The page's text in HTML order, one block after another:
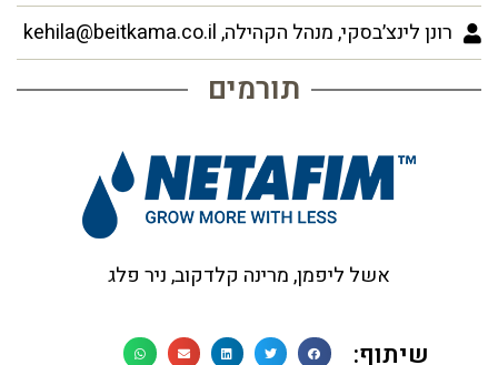
רונן לינצ׳בסקי, מנהל הקהילה, kehila@beitkama.co.il
תורמים
אשל ליפמן, מרינה קלדקוב, ניר פלג
שיתוף: